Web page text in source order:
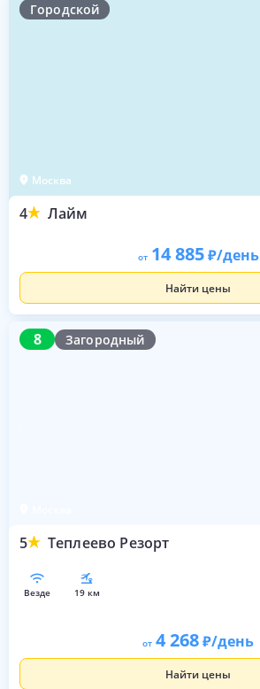
Городской
Москва
4 Лайм
от 14 885 /день
Найти цены
8 Загородный
5 Теплеево Резорт
8
везде 19 км
от 4 268 /день
Найти цены